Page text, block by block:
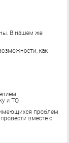
В нашем же
как
и ТО.
проблем
вместе с